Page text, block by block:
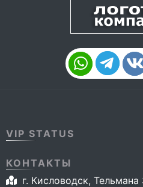
VIP STATUS
КОНТАКТЫ
г. Кисловодск,